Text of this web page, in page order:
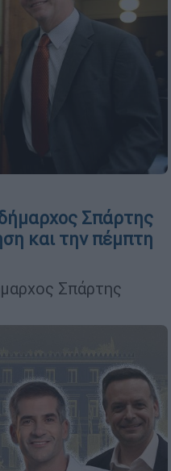
Σπάρτης
και την πέμπτη
Σπάρτης